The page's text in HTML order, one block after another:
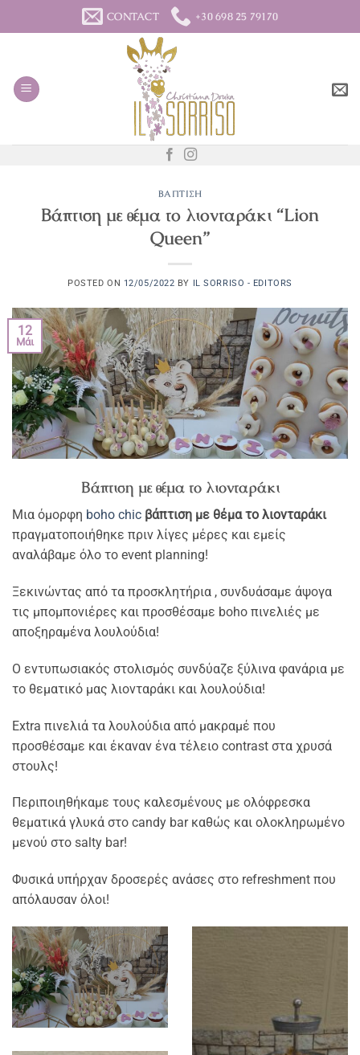
στο
CONTACT +30 698 25 79170
ΒΆΠΤΙΣΗ
Βάπτιση με θέμα το λιονταράκι “Lion
Queen”
POSTED ON 12/05/2022 BY IL SORRISO - EDITORS
12
Μάι
Βάπτιση με θέμα το λιονταράκι
Μια όμορφη boho chic βάπτιση με θέμα το λιονταράκι
πραγματοποιήθηκε πριν λίγες μέρες και εμείς
αναλάβαμε όλο το event planning!
Ξεκινώντας από τα προσκλητήρια , συνδυάσαμε άψογα
τις μπομπονιέρες και προσθέσαμε boho πινελιές με
αποξηραμένα λουλούδια!
Ο εντυπωσιακός στολισμός συνδύαζε ξύλινα φανάρια με
το θεματικό μας λιονταράκι και λουλούδια!
Extra πινελιά τα λουλούδια από μακραμέ που
προσθέσαμε και έκαναν ένα τέλειο contrast στα χρυσά
στουλς!
Περιποιηθήκαμε τους καλεσμένους με ολόφρεσκα
θεματικά γλυκά στο candy bar καθώς και ολοκληρωμένο
μενού στο salty bar!
Φυσικά υπήρχαν δροσερές ανάσες στο refreshment που
απόλαυσαν όλοι!